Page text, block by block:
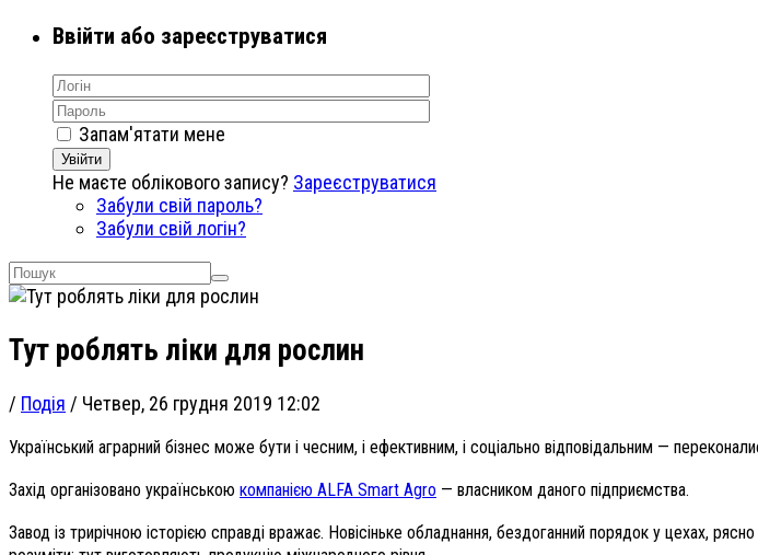
Ввійти або зареєструватися
Запам'ятати мене
Увійти
Не маєте облікового запису? Зареєструватися
Забули свій пароль?
Забули свій логін?
Тут роблять ліки для рослин
/ Подія / Четвер, 26 грудня 2019 12:02
Український аграрний бізнес може бути і чесним, і ефективним, і соціально відповідальним —
Захід організовано українською компанією ALFA Smart Agro — власником даного підприємства.
Завод із трирічною історією справді вражає. Новісіньке обладнання, бездоганний порядок у цехах,